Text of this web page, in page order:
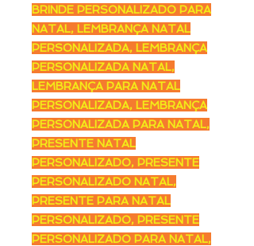
BRINDE PERSONALIZADO PARA
NATAL, LEMBRANÇA NATAL
PERSONALIZADA, LEMBRANÇA
PERSONALIZADA NATAL,
LEMBRANÇA PARA NATAL
PERSONALIZADA, LEMBRANÇA
PERSONALIZADA PARA NATAL,
PRESENTE NATAL
PERSONALIZADO, PRESENTE
PERSONALIZADO NATAL,
PRESENTE PARA NATAL
PERSONALIZADO, PRESENTE
PERSONALIZADO PARA NATAL,